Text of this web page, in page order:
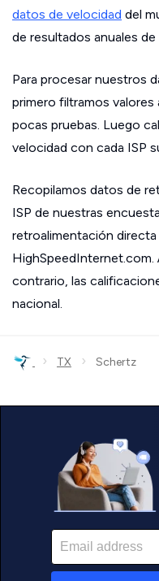
datos de velocidad del
de resultados anuales de
Para procesar nuestros
primero filtramos
pocas pruebas. Luego
velocidad con cada ISP
Recopilamos datos de
ISP de nuestras
retroalimentación
HighSpeedInternet.com.
contrario, las
nacional.
› TX › Schertz